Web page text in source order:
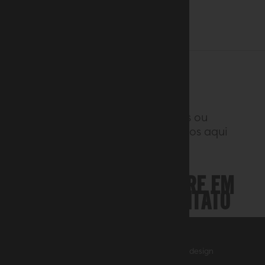
Mande seus comentários ou
para gente. Estamos aqui
ENTRE EM
CONTATO
web design